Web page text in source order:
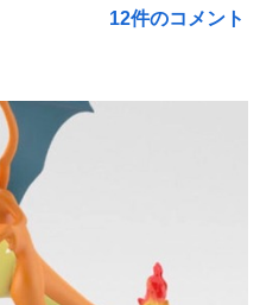
12件のコメント